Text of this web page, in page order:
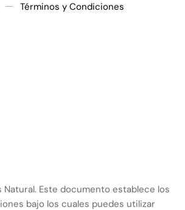
Términos y Condiciones
Natural. Este documento establece los
bajo los cuales puedes utilizar